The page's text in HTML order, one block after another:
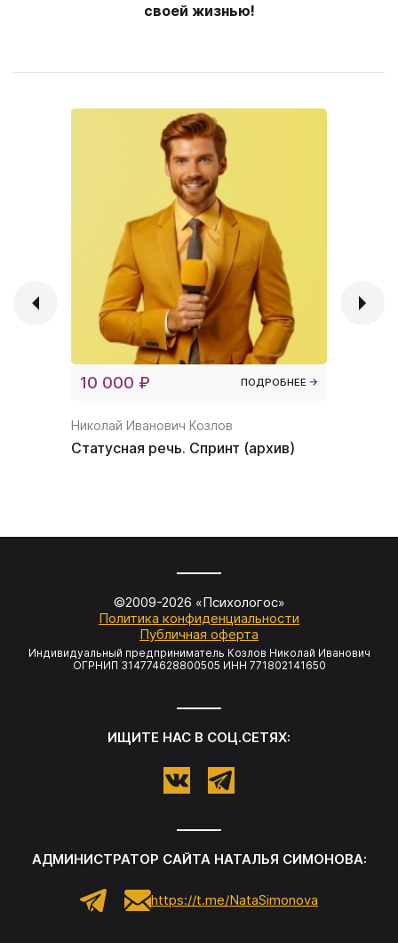
своей жизнью!
10 000 ₽ ПОДРОБНЕЕ
Николай Иванович Козлов
Статусная речь. Спринт (архив)
©2009-2026 «Психологос»
Политика конфиденциальности
Публичная оферта
Индивидуальный предприниматель Козлов Николай Иванович
ОГРНИП 314774628800505 ИНН 771802141650
ИЩИТЕ НАС В СОЦ.СЕТЯХ:
АДМИНИСТРАТОР САЙТА НАТАЛЬЯ СИМОНОВА:
https://t.me/NataSimonova